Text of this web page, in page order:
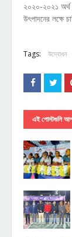
২০২০-২০২১ অর্থ
উৎপাদনের লক্ষে
Tags: উদ্বোধন
এই পোস্টগুলি